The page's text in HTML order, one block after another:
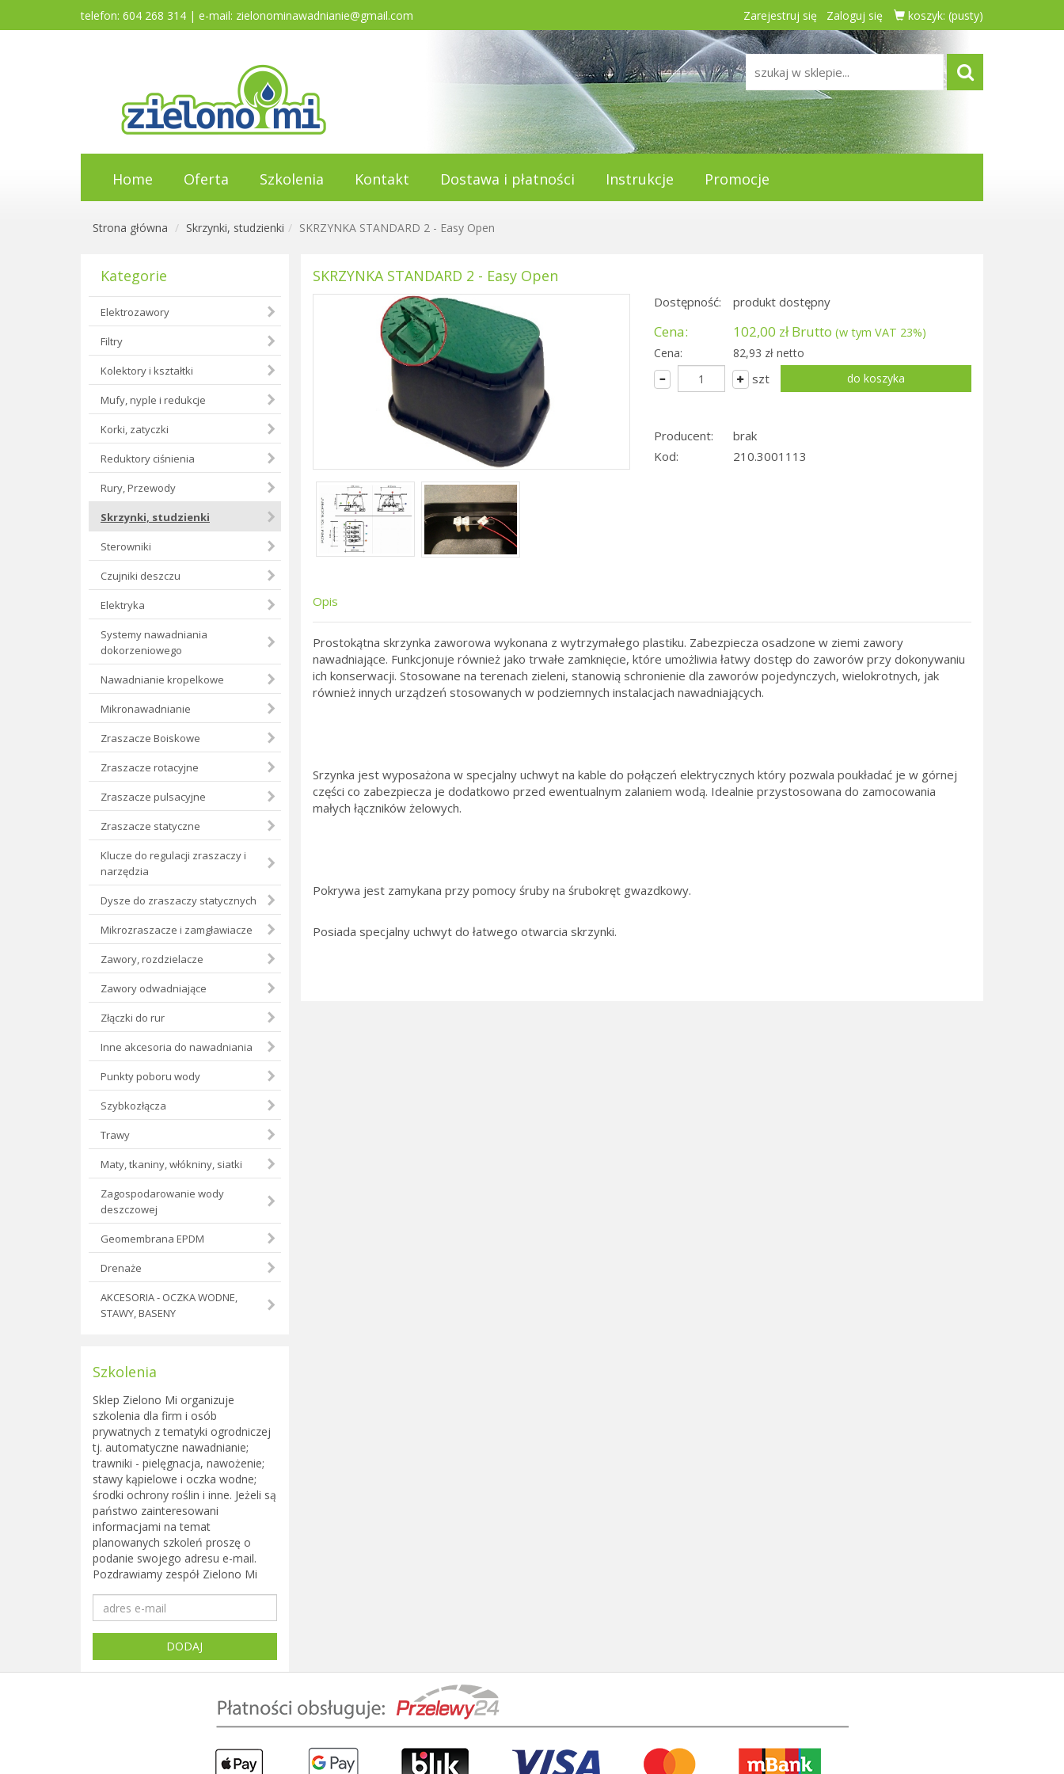
telefon: 604 268 314 | e-mail: zielonominawadnianie@gmail.com Zarejestruj się Zaloguj się koszyk: (pusty)
Home Oferta Szkolenia Kontakt Dostawa i płatności Instrukcje Promocje
Strona główna Skrzynki, studzienki SKRZYNKA STANDARD 2 - Easy Open
Kategorie
Elektrozawory
Filtry
Kolektory i kształtki
Mufy, nyple i redukcje
Korki, zatyczki
Reduktory ciśnienia
Rury, Przewody
Skrzynki, studzienki
Sterowniki
Czujniki deszczu
Elektryka
Systemy nawadniania
dokorzeniowego
Nawadnianie kropelkowe
Mikronawadnianie
Zraszacze Boiskowe
Zraszacze rotacyjne
Zraszacze pulsacyjne
Zraszacze statyczne
Klucze do regulacji zraszaczy i
narzędzia
Dysze do zraszaczy statycznych
Mikrozraszacze i zamgławiacze
Zawory, rozdzielacze
Zawory odwadniające
Złączki do rur
Inne akcesoria do nawadniania
Punkty poboru wody
Szybkozłącza
Trawy
Maty, tkaniny, włókniny, siatki
Zagospodarowanie wody
deszczowej
Geomembrana EPDM
Drenaże
AKCESORIA - OCZKA WODNE,
STAWY, BASENY
SKRZYNKA STANDARD 2 - Easy Open
Dostępność: produkt dostępny
Cena: 102,00 zł Brutto(w tym VAT 23%)
Cena:
82,93 zł netto
szt
Producent:
brak
Kod:
210.3001113
Opis
Prostokątna skrzynka zaworowa wykonana z wytrzymałego plastiku. Zabezpiecza osadzone w ziemi zawory
nawadniające. Funkcjonuje również jako trwałe zamknięcie, które umożliwia łatwy dostęp do zaworów przy dokonywaniu
ich konserwacji. Stosowane na terenach zieleni, stanowią schronienie dla zaworów pojedynczych, wielokrotnych, jak
również innych urządzeń stosowanych w podziemnych instalacjach nawadniających.
Srzynka jest wyposażona w specjalny uchwyt na kable do połączeń elektrycznych który pozwala poukładać je w górnej
części co zabezpiecza je dodatkowo przed ewentualnym zalaniem wodą. Idealnie przystosowana do zamocowania
małych łączników żelowych.
Pokrywa jest zamykana przy pomocy śruby na śrubokręt gwazdkowy.
Posiada specjalny uchwyt do łatwego otwarcia skrzynki.
Szkolenia
Sklep Zielono Mi organizuje
szkolenia dla firm i osób
prywatnych z tematyki ogrodniczej
tj. automatyczne nawadnianie;
trawniki - pielęgnacja, nawożenie;
stawy kąpielowe i oczka wodne;
środki ochrony roślin i inne. Jeżeli są
państwo zainteresowani
informacjami na temat
planowanych szkoleń proszę o
podanie swojego adresu e-mail.
Pozdrawiamy zespół Zielono Mi